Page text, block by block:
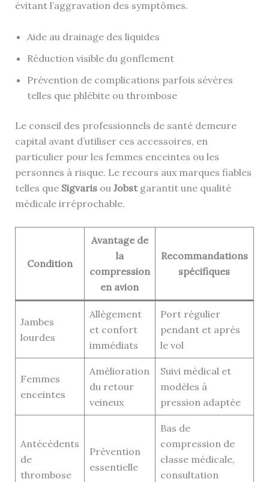
évitant l’aggravation des symptômes.
Aide au drainage des liquides
Réduction visible du gonflement
Prévention de complications parfois sévères
telles que phlébite ou thrombose
Le conseil des professionnels de santé demeure
capital avant d’utiliser ces accessoires, en
particulier pour les femmes enceintes ou les
personnes à risque. Le recours aux marques fiables
telles que Sigvarisou Jobstgarantit une qualité
médicale irréprochable.
Condition
Avantage de
la
compression
en avion
Recommandations
spécifiques
Jambes
lourdes
Allègement
et confort
immédiats
Port régulier
pendant et après
le vol
Femmes
enceintes
Amélioration
du retour
veineux
Suivi médical et
modèles à
pression adaptée
Antécédents
de
thrombose
Prévention
essentielle
Bas de
compression de
classe médicale,
consultation